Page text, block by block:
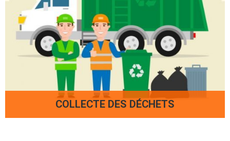
COLLECTE DES DÉCHETS